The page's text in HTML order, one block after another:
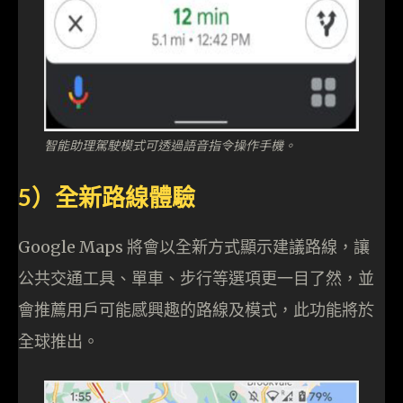
智能助理駕駛模式可透過語音指令操作手機。
5）全新路線體驗
Google Maps 將會以全新方式顯示建議路線，讓
公共交通工具、單車、步行等選項更一目了然，並
會推薦用戶可能感興趣的路線及模式，此功能將於
全球推出。